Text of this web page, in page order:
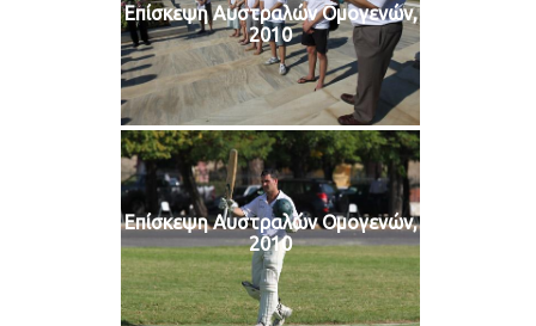
Επίσκεψη Αυστραλών Ομογενών,
2010
Επίσκεψη Αυστραλών Ομογενών,
2010